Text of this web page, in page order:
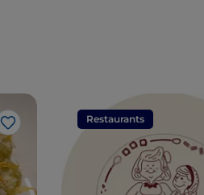
Like
Restaurants